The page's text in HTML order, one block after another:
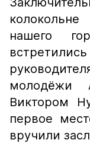
нашего
молодёжи
Виктором
первое
вручили